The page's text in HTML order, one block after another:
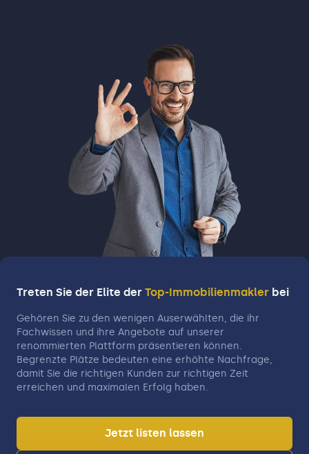
Treten Sie der Elite der Top-Immobilienmakler bei
Gehören Sie zu den wenigen Auserwählten, die ihr
Fachwissen und ihre Angebote auf unserer
renommierten Plattform präsentieren können.
Begrenzte Plätze bedeuten eine erhöhte Nachfrage,
damit Sie die richtigen Kunden zur richtigen Zeit
erreichen und maximalen Erfolg haben.
Jetzt listen lassen